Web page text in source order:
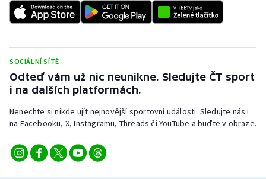
Veslování
Volejbal
Ostatní
SOCIÁLNÍ SÍTĚ
Odteď vám už nic neunikne. Sledujte ČT sport
i na dalších platformách.
Nenechte si nikde ujít nejnovější sportovní události. Sledujte nás i
na Facebooku, X, Instagramu, Threads či YouTube a buďte v obraze.